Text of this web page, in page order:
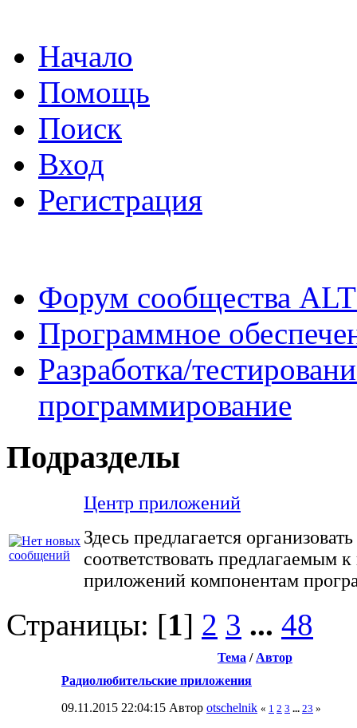
Начало
Помощь
Поиск
Вход
Регистрация
Форум сообщества
Программное
Разработка/
программирование
Подразделы
Центр приложений
Здесь предлагается
соответствовать предлагаемым
приложений компонентам
Страницы: [1] 2 3 ... 48
Тема / Автор
Радиолюбительские приложения
09.11.2015 22:04:15 Автор otschelnik « 1 2 3 ... 23 »